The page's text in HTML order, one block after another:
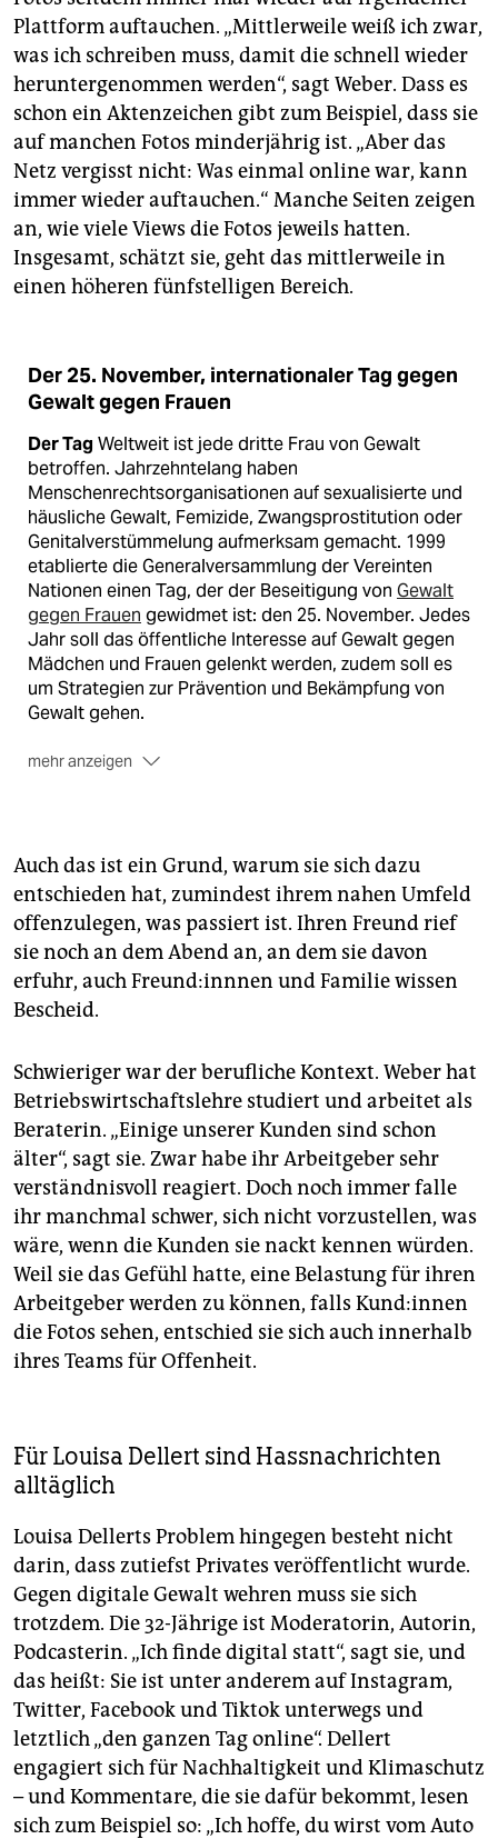
Plattform auftauchen. „Mittlerweile weiß ich zwar,
was ich schreiben muss, damit die schnell wieder
heruntergenommen werden“, sagt Weber. Dass es
schon ein Aktenzeichen gibt zum Beispiel, dass sie
auf manchen Fotos minderjährig ist. „Aber das
Netz vergisst nicht: Was einmal online war, kann
immer wieder auftauchen.“ Manche Seiten zeigen
an, wie viele Views die Fotos jeweils hatten.
Insgesamt, schätzt sie, geht das mittlerweile in
einen höheren fünfstelligen Bereich.
Der 25. November, internationaler Tag gegen
Gewalt gegen Frauen
Der Tag Weltweit ist jede dritte Frau von Gewalt
betroffen. Jahrzehntelang haben
Menschenrechtsorganisationen auf sexualisierte und
häusliche Gewalt, Femizide, Zwangsprostitution oder
Genitalverstümmelung aufmerksam gemacht. 1999
etablierte die Generalversammlung der Vereinten
Nationen einen Tag, der der Beseitigung von Gewalt
gegen Frauen gewidmet ist: den 25. November. Jedes
Jahr soll das öffentliche Interesse auf Gewalt gegen
Mädchen und Frauen gelenkt werden, zudem soll es
um Strate­gien zur Prävention und Bekämpfung von
Gewalt gehen.
mehr anzeigen
Die Farbe Orange soll eine Zukunft ohne Gewalt
gegen Frauen symbolisieren. In vielen Städten
weltweit, darunter auch in 122 deutschen wie
München, Berlin, Speyer oder Wetzlar, werden am 25.
November Gebäude und Denkmäler in Orange
beleuchtet, finden Veranstaltungen, Lesungen und
Filmvorführungen statt. Prominente tragen als
Zeichen von Solidarität orange Armbänder oder
Medien. Für Projekte, die gewaltbetroffene Frauen in
140 Ländern unterstützen, kann zum Beispiel unter
www.gewalt-stoppen.organ den „UN Trust Fund to
End Violence against Women“ gespendet werden.
(taz)
Auch das ist ein Grund, warum sie sich dazu
entschieden hat, zumindest ihrem nahen Umfeld
offenzulegen, was passiert ist. Ihren Freund rief
sie noch an dem Abend an, an dem sie davon
erfuhr, auch Freun­d:inn­nen und Familie wissen
Bescheid.
Schwieriger war der berufliche Kontext. Weber hat
Betriebswirtschaftslehre studiert und arbeitet als
Beraterin. „Einige unserer Kunden sind schon
älter“, sagt sie. Zwar habe ihr Arbeitgeber sehr
verständnisvoll reagiert. Doch noch immer falle
ihr manchmal schwer, sich nicht vorzustellen, was
wäre, wenn die Kunden sie nackt kennen würden.
Weil sie das Gefühl hatte, eine Belastung für ihren
Arbeitgeber werden zu können, falls Kun­d:in­nen
die Fotos sehen, entschied sie sich auch innerhalb
ihres Teams für Offenheit.
Für Louisa Dellert sind Hassnachrichten
alltäglich
Louisa Dellerts Problem hingegen besteht nicht
darin, dass zutiefst Privates veröffentlicht wurde.
Gegen digitale Gewalt wehren muss sie sich
trotzdem. Die 32-Jährige ist Moderatorin, Autorin,
Podcasterin. „Ich finde digital statt“, sagt sie, und
das heißt: Sie ist unter anderem auf Instagram,
Twitter, Face­book und Tiktok unterwegs und
letztlich „den ganzen Tag online“. Dellert
engagiert sich für Nachhaltigkeit und Klimaschutz
– und Kommentare, die sie dafür bekommt, lesen
sich zum Beispiel so: „Ich hoffe, du wirst vom Auto